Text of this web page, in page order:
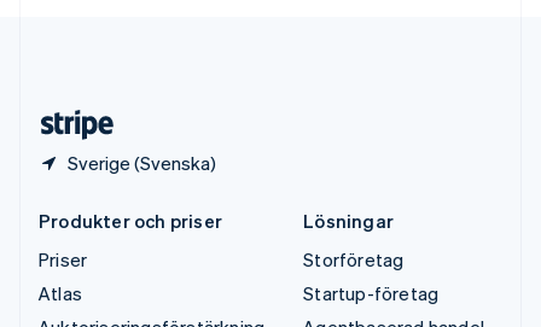
Sverige (Svenska)
Produkter och priser
Priser
Atlas
Lösningar
Storföretag
Startup-företag